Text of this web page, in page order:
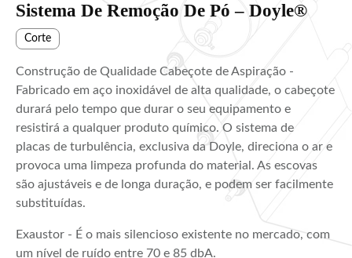
Sistema De Remoção De Pó – Doyle®
Corte
Construção de Qualidade Cabeçote de Aspiração -
Fabricado em aço inoxidável de alta qualidade, o cabeçote
durará pelo tempo que durar o seu equipamento e
resistirá a qualquer produto químico. O sistema de
placas de turbulência, exclusiva da Doyle, direciona o ar e
provoca uma limpeza profunda do material. As escovas
são ajustáveis e de longa duração, e podem ser facilmente
substituídas.
Exaustor - É o mais silencioso existente no mercado, com
um nível de ruído entre 70 e 85 dbA.